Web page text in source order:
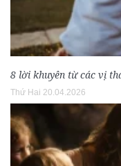
8 lời khuyên từ các vị
Thứ Hai 20.04.2026